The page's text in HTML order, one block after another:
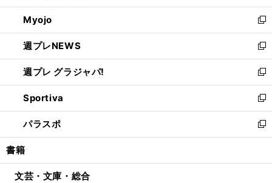
開
く
ウ
で
開
く
ン
ド
ウ
で
開
く
ウ
ィ
ン
ド
ウ
で
開
く
Myojo
新
し
い
ウ
ィ
ン
ド
ウ
で
開
週プレNEWS
新
し
い
ウ
ィ
ン
ド
ウ
開
週プレ グラジャパ!
新
し
い
ウ
ィ
ン
ウ
Sportiva
新
し
い
ウ
ン
パラスポ
新
し
ウ
書籍
文芸・文庫・総合